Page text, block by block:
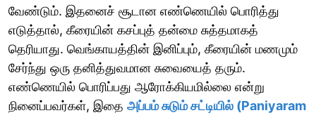
வேண்டும். இதனைச் சூடான எண்ணெயில் பொரித்து
எடுத்தால், கீரையின் கசப்புத் தன்மை சுத்தமாகத்
தெரியாது. வெங்காயத்தின் இனிப்பும், கீரையின் மணமும்
சேர்ந்து ஒரு தனித்துவமான சுவையைத் தரும்.
எண்ணெயில் பொரிப்பது ஆரோக்கியமில்லை என்று
நினைப்பவர்கள், இதை அப்பம் சுடும் சட்டியில் (Paniyaram